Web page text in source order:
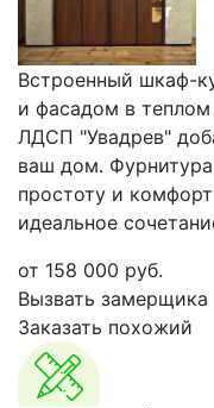
Встроенный шкаф-
и фасадом в теплом
ЛДСП "Увадрев"
ваш дом. Фурнитура
простоту и
идеальное
от 158 000 руб.
Вызвать замерщика
Заказать похожий